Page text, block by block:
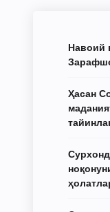
Навоий
Ҳасан